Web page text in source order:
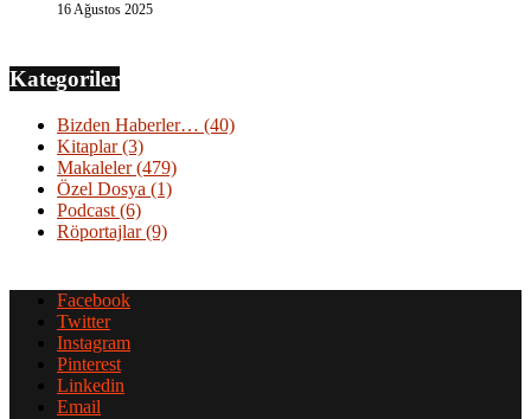
16 Ağustos 2025
Kategoriler
Bizden Haberler… (40)
Kitaplar(3)
Makaleler(479)
Özel Dosya (1)
Podcast (6)
Röportajlar(9)
Facebook
Twitter
Instagram
Pinterest
Linkedin
Email